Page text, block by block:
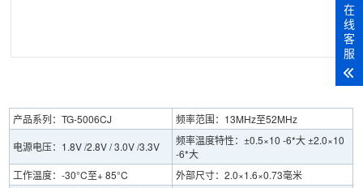
产品系列：TG-5006CJ
频率范围：13MHz至52MHz
电源电压：1.8V /2.8V / 3.0V /3.3V
频率温度特性：±0.5×10 -6*大 ±2.0×10
-6*大
工作温度：-30°C至+ 85°C
外部尺寸：2.0×1.6×0.73毫米
在
线
客
服